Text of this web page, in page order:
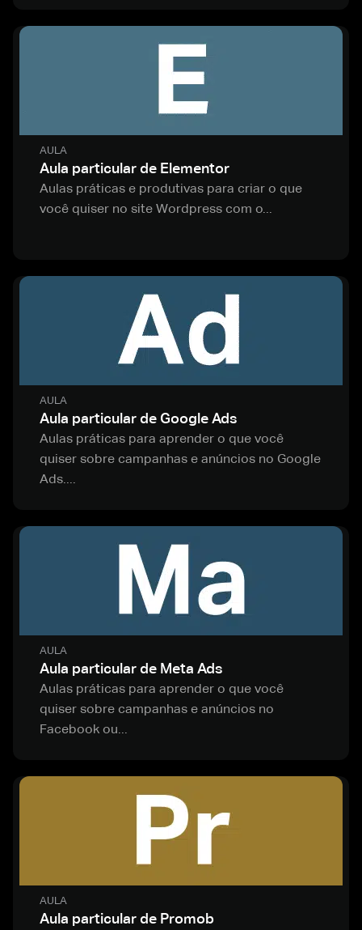
AULA
Aula particular de Elementor
Aulas práticas e produtivas para criar o que
você quiser no site Wordpress com o...
AULA
Aula particular de Google Ads
Aulas práticas para aprender o que você
quiser sobre campanhas e anúncios no Google
Ads....
AULA
Aula particular de Meta Ads
Aulas práticas para aprender o que você
quiser sobre campanhas e anúncios no
Facebook ou...
AULA
Aula particular de Promob